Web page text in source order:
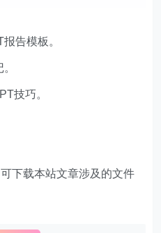
告模板。
技巧。
下载本站文章涉及的文件